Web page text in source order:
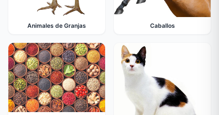
Animales de Granjas Caballos